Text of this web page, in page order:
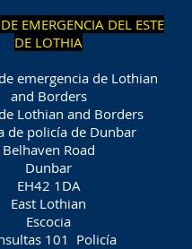
EMERGENCIA DEL ESTE
DE LOTHIA
emergencia de Lothian
and Borders
Lothian and Borders
de policía de Dunbar
Belhaven Road
Dunbar
EH42 1DA
East Lothian
Escocia
101 Policía